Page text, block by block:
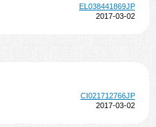
EL038441869JP
2017-03-02
CI021712766JP
2017-03-02